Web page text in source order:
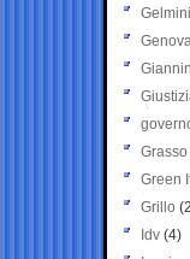
Gelmini
Grasso
Green
Grillo
Idv (4)